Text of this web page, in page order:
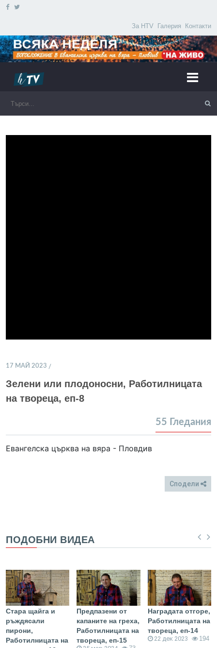
За HTV Галерия Контакти
17 МАЙ 2023
Зелени или плодоносни, Работилницата
на твореца, еп-8
55 Гледания
Евангелска църква на вяра - Пловдив
Сподели
ПОДОБНИ ВИДЕА
Стара щайга и
ръждясали
пирони,
Работилницата на
Предпазени от
капаните на греха,
Работилницата на
твореца, еп-15
Наградата отгоре,
Работилницата на
твореца, еп-14
22 дек 2023 194